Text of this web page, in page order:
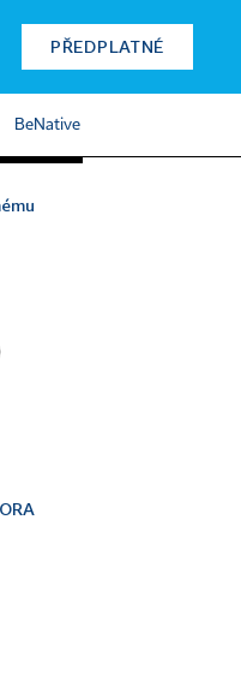
PŘEDPLATNÉ
BeNative